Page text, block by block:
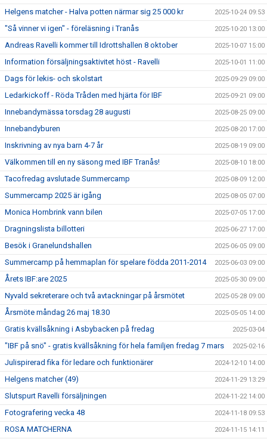
Helgens matcher - Halva potten närmar sig 25 000 kr 2025-10-24 09:53
"Så vinner vi igen" - föreläsning i Tranås 2025-10-20 13:00
Andreas Ravelli kommer till Idrottshallen 8 oktober 2025-10-07 15:00
Information försäljningsaktivitet höst - Ravelli 2025-10-01 11:00
Dags för lekis- och skolstart 2025-09-29 09:00
Ledarkickoff - Röda Tråden med hjärta för IBF 2025-09-21 09:00
Innebandymässa torsdag 28 augusti 2025-08-25 09:00
Innebandyburen 2025-08-20 17:00
Inskrivning av nya barn 4-7 år 2025-08-19 09:00
Välkommen till en ny säsong med IBF Tranås! 2025-08-10 18:00
Tacofredag avslutade Summercamp 2025-08-09 12:00
Summercamp 2025 är igång 2025-08-05 07:00
Monica Hornbrink vann bilen 2025-07-05 17:00
Dragningslista billotteri 2025-06-27 17:00
Besök i Granelundshallen 2025-06-05 09:00
Summercamp på hemmaplan för spelare födda 2011-2014 2025-06-03 09:00
Årets IBF:are 2025 2025-05-30 09:00
Nyvald sekreterare och två avtackningar på årsmötet 2025-05-28 09:00
Årsmöte måndag 26 maj 18.30 2025-05-05 14:00
Gratis kvällsåkning i Asbybacken på fredag 2025-03-04
"IBF på snö" - gratis kvällsåkning för hela familjen fredag 7 mars 2025-02-16
Julispirerad fika för ledare och funktionärer 2024-12-10 14:00
Helgens matcher (49) 2024-11-29 13:29
Slutspurt Ravelli försäljningen 2024-11-22 14:00
Fotografering vecka 48 2024-11-18 09:53
ROSA MATCHERNA 2024-11-15 14:11